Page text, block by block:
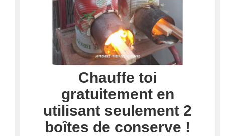
Chauffe toi
gratuitement en
utilisant seulement 2
boîtes de conserve !